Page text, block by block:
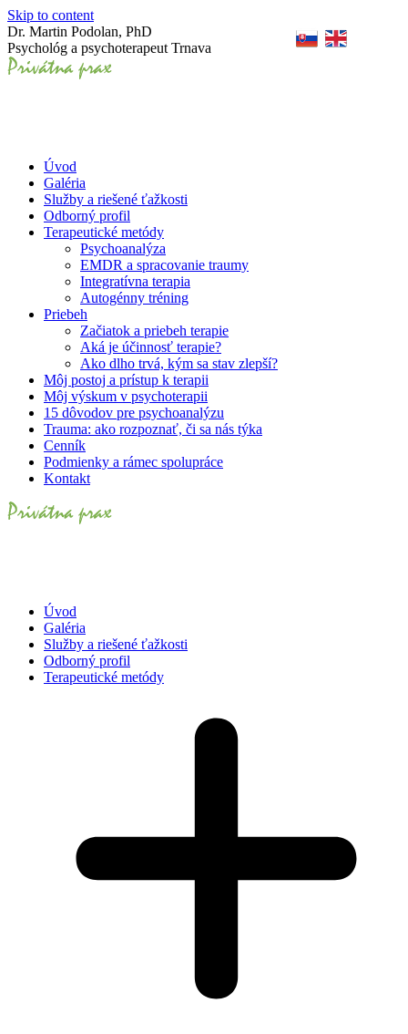
Skip to content
Dr. Martin Podolan, PhD
Psychológ a psychoterapeut Trnava
Úvod
Galéria
Služby a riešené ťažkosti
Odborný profil
Terapeutické metódy
Psychoanalýza
EMDR a spracovanie traumy
Integratívna terapia
Autogénny tréning
Priebeh
Začiatok a priebeh terapie
Aká je účinnosť terapie?
Ako dlho trvá, kým sa stav zlepší?
Môj postoj a prístup k terapii
Môj výskum v psychoterapii
15 dôvodov pre psychoanalýzu
Trauma: ako rozpoznať, či sa nás týka
Cenník
Podmienky a rámec spolupráce
Kontakt
Úvod
Galéria
Služby a riešené ťažkosti
Odborný profil
Terapeutické metódy